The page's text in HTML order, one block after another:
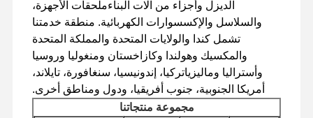
جولة في
المصنع
مراقبة الجودة اتصل بنا أخبار
الديزل وأجزاء من آلات البناءملحقات الأجهزة،
والسلاسل والإكسسوارات الكهربائية. منطقة خدمتنا
تشمل كندا والولايات المتحدة والمملكة المتحدة
والمكسيك وهولندا وكازاخستان ومنغوليا وروسيا
وأستراليا وماليزياتركيا، إندونيسيا، سنغافورة، تايلاند،
أمريكا الجنوبية، جنوب أفريقيا، ودول ومناطق أخرى.
مجموعة منتجاتنا